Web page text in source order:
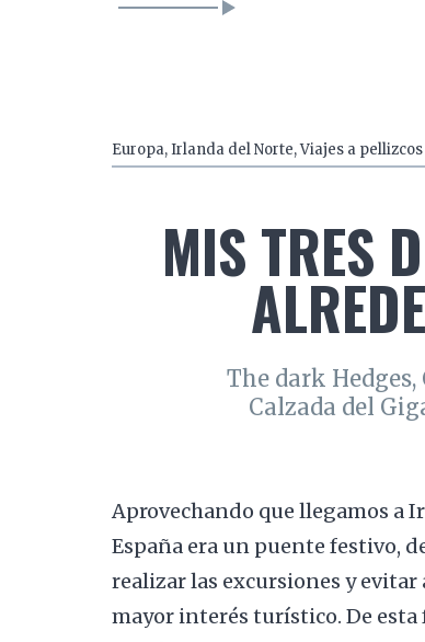
Europa,Irlanda del Norte,Viajes a pellizcos
MIS TRES
The dark
Calzada del
Aprovechando que llegamos a
España era un puente festivo,
realizar las excursiones y
mayor interés turístico. De